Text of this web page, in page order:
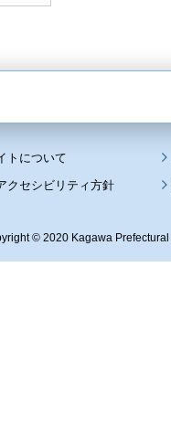
トについて
クセシビリティ方針
© 2020 Kagawa Prefectural